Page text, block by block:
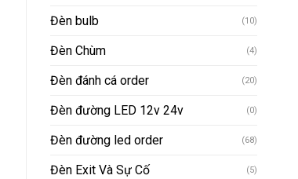
Đèn bulb (10)
Đèn Chùm (4)
Đèn đánh cá order (20)
Đèn đường LED 12v 24v (0)
Đèn đường led order (68)
Đèn Exit Và Sự Cố (5)